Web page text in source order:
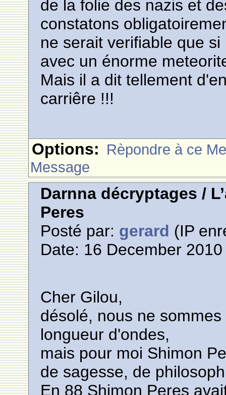
de la folie des nazis et
constatons
ne serait verifiable que
avec un énorme
Mais il a dit tellement
carriêre !!!
Options: Rèpondre à ce
Message
Darnna décryptages /
Peres
Posté par: gerard (IP
Date: 16 December
Cher Gilou,
désolé, nous ne
longueur d'ondes,
mais pour moi Shimon
de sagesse, de
En 88 Shimon Peres